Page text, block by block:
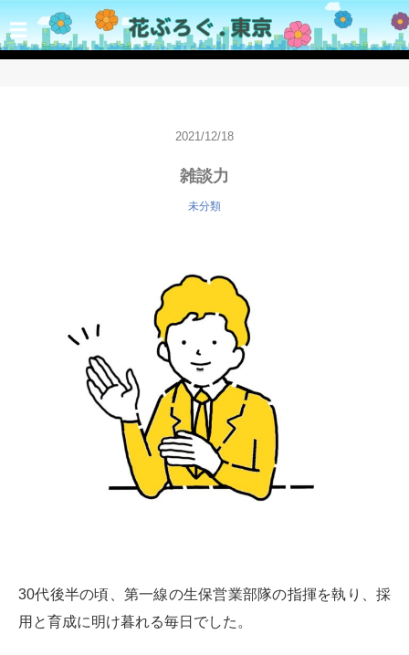
☰
2021/12/18
雑談力
未分類
30代後半の頃、第一線の生保営業部隊の指揮を執り、採
用と育成に明け暮れる毎日でした。